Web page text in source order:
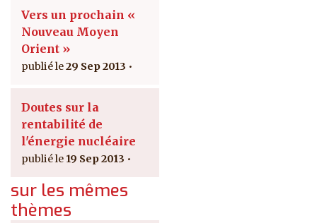
Vers un prochain «
Nouveau Moyen
Orient »
29 Sep 2013
Doutes sur la
rentabilité de
l'énergie nucléaire
19 Sep 2013
sur les mêmes
thèmes